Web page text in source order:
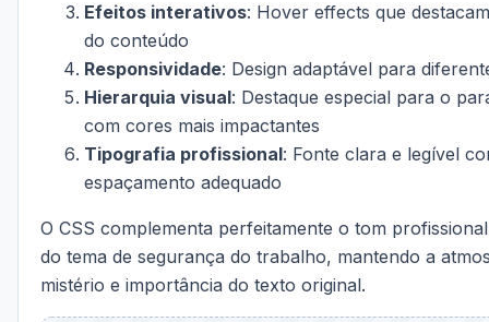
Efeitos interativos: Hover effects que
do conteúdo
Responsividade: Design adaptável para
Hierarquia visual: Destaque especial para o
com cores mais impactantes
Tipografia profissional: Fonte clara e legível
espaçamento adequado
O CSS complementa perfeitamente o tom
do tema de segurança do trabalho, mantendo a
mistério e importância do texto original.